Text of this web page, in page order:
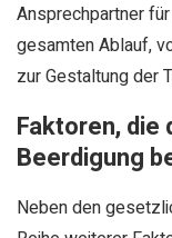
Ansprechpartner
gesamten Ablauf,
zur Gestaltung der
Faktoren, die
Beerdigung
Neben den